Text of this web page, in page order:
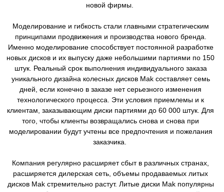
новой фирмы.
Моделирование и гибкость стали главными стратегическим
принципами продвижения и производства нового бренда.
Именно моделирование способствует постоянной разработке
новых дисков и их выпуску даже небольшими партиями по 150
штук. Реальный срок выполнения индивидуального заказа
уникального дизайна колесных дисков Mak составляет семь
дней, если конечно в заказе нет серьезного изменения
технологического процесса. Эти условия приемлемы и к
клиентам, заказывающим диски партиями до 60 000 штук. Для
того, чтобы клиенты возвращались снова и снова при
моделировании будут учтены все предпочтения и пожелания
заказчика.
Компания регулярно расширяет сбыт в различных странах,
расширяется дилерская сеть, объемы продаваемых литых
дисков Mak стремительно растут. Литые диски Mak популярны